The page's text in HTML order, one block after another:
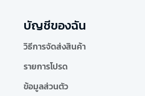
บัญชีของฉัน
วิธีการจัดส่งสินค้า
รายการโปรด
ข้อมูลส่วนตัว